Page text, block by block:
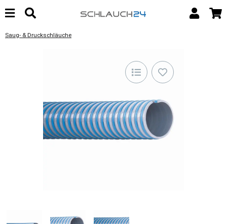
Saug- & Druckschläuche